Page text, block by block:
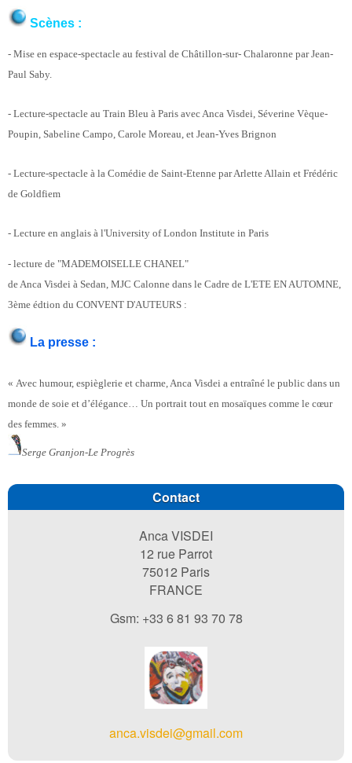
Scènes :
- Mise en espace-spectacle au festival de Châtillon-sur- Chalaronne par Jean-
Paul Saby.
- Lecture-spectacle au Train Bleu à Paris avec Anca Visdei, Séverine Vèque-
Poupin, Sabeline Campo, Carole Moreau, et Jean-Yves Brignon
- Lecture-spectacle à la Comédie de Saint-Etenne par Arlette Allain et Frédéric
de Goldfiem
- Lecture en anglais à l'University of London Institute in Paris
- lecture de "MADEMOISELLE CHANEL"
de Anca Visdei à Sedan, MJC Calonne dans le Cadre de L'ETE EN AUTOMNE,
3ème édtion du CONVENT D'AUTEURS :
La presse :
« Avec humour, espièglerie et charme, Anca Visdei a entraîné le public dans un
monde de soie et d’élégance… Un portrait tout en mosaïques comme le cœur
des femmes. »
Serge Granjon-Le Progrès
Contact
Anca VISDEI
12 rue Parrot
75012 Paris
FRANCE
Gsm: +33 6 81 93 70 78
anca.visdei@gmail.com